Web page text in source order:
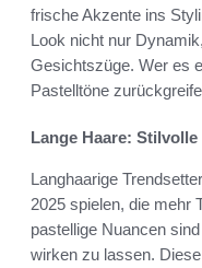
frische Akzente ins
Look nicht nur
Gesichtszüge. Wer es
Pastelltöne
Lange Haare:
Langhaarige
2025 spielen, die mehr
pastellige Nuancen
wirken zu lassen.